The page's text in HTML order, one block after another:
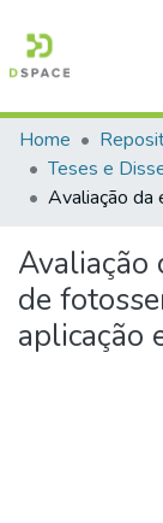
Communities &
All of DSpace
Statistics
Home
Avaliação
de
aplicação